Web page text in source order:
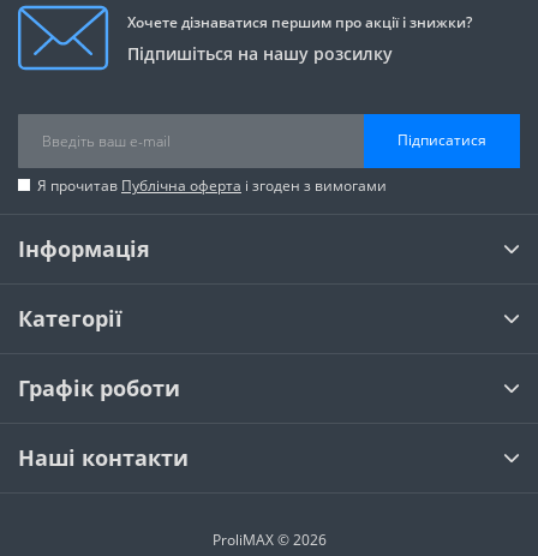
Хочете дізнаватися першим про акції і знижки?
Підпишіться на нашу розсилку
Підписатися
Я прочитав Публічна оферта і згоден з вимогами
Інформація
Категорії
Графік роботи
Наші контакти
ProliMAX © 2026